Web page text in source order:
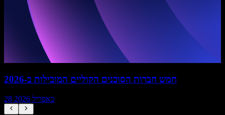
חמש חברות הסוכנים הקוליים המובילות ב-2026
28 באפריל 2026